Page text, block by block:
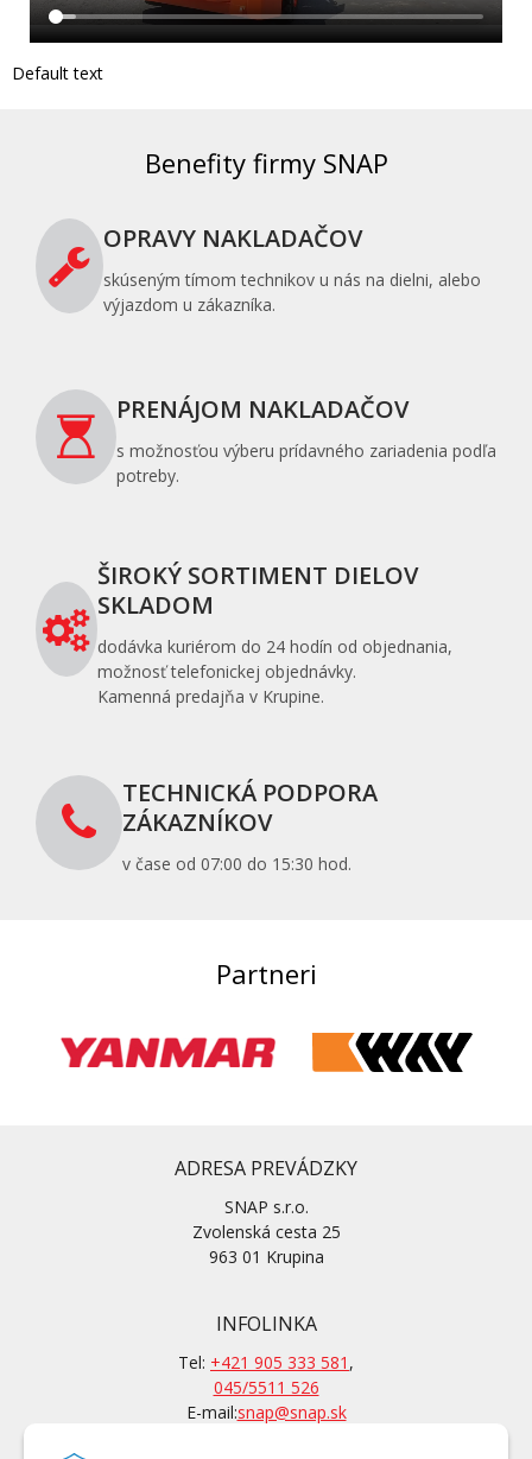
Default text
Benefity firmy SNAP
OPRAVY NAKLADAČOV
skúseným tímom technikov u nás na dielni, alebo
výjazdom u zákazníka.
PRENÁJOM NAKLADAČOV
s možnosťou výberu prídavného zariadenia podľa
potreby.
ŠIROKÝ SORTIMENT DIELOV
SKLADOM
dodávka kuriérom do 24 hodín od objednania,
možnosť telefonickej objednávky.
Kamenná predajňa v Krupine.
TECHNICKÁ PODPORA
ZÁKAZNÍKOV
v čase od 07:00 do 15:30 hod.
Partneri
ADRESA PREVÁDZKY
SNAP s.r.o.
Zvolenská cesta 25
963 01 Krupina
INFOLINKA
Tel: +421 905 333 581 ,
045/5511 526
E-mail:snap@snap.sk